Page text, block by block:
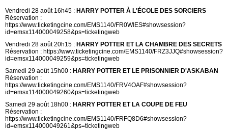
Vendredi 28 août 16h45 : HARRY POTTER À L'ÉCOLE DES SORCIERS
Réservation :
https://www.ticketingcine.com/EMS1140/FR0WIES#showsession?
id=emsx114000049258&ps=ticketingweb
Vendredi 28 août 20h15 : HARRY POTTER ET LA CHAMBRE DES SECRETS
Réservation : https://www.ticketingcine.com/EMS1140/FRZ3JJQ#showsession?
id=emsx114000049259&ps=ticketingweb
Samedi 29 août 15h00 : HARRY POTTER ET LE PRISONNIER D'ASKABAN
Réservation :
https://www.ticketingcine.com/EMS1140/FRV4OAF#showsession?
id=emsx114000049260&ps=ticketingweb
Samedi 29 août 18h00 : HARRY POTTER ET LA COUPE DE FEU
Réservation :
https://www.ticketingcine.com/EMS1140/FRFQ8D6#showsession?
id=emsx114000049261&ps=ticketingweb